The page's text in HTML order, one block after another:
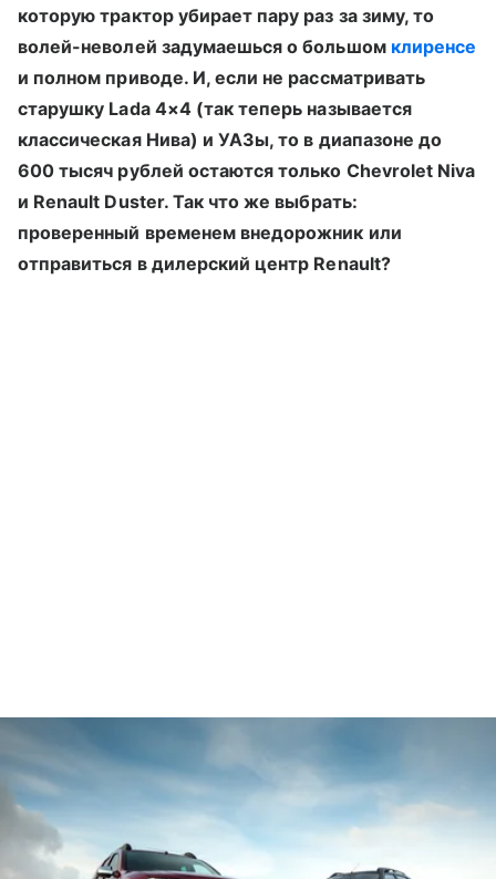
которую трактор убирает пару раз за зиму, то
волей-неволей задумаешься о большом клиренсе
и полном приводе. И, если не рассматривать
старушку Lada 4×4 (так теперь называется
классическая Нива) и УАЗы, то в диапазоне до
600 тысяч рублей остаются только Chevrolet Niva
и Renault Duster. Так что же выбрать:
проверенный временем внедорожник или
отправиться в дилерский центр Renault?